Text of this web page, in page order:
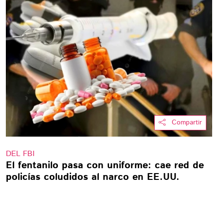
Compartir
DEL FBI
El fentanilo pasa con uniforme: cae red de
policías coludidos al narco en EE.UU.